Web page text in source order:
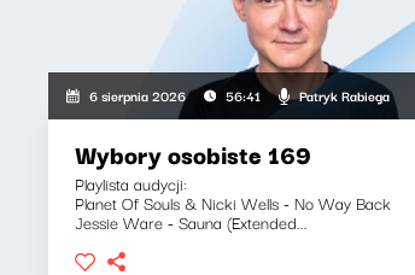
6 sierpnia 2026 56:41 Patryk Rabiega
Wybory osobiste 169
Playlista audycji:
Planet Of Souls & Nicki Wells - No Way Back
Jessie Ware - Sauna (Extended...